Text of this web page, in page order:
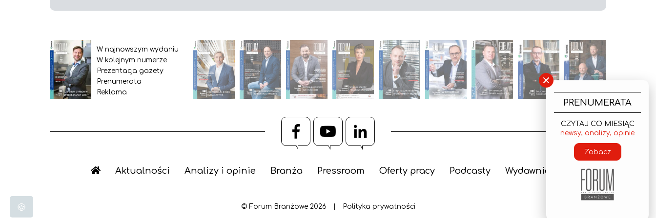
W najnowszym wydaniu
W kolejnym numerze
Prezentacja gazety
Prenumerata
Reklama
FacebookYouTube
LinkedIn
Aktualności Analizy i opinie Branża Pressroom Oferty pracy Podcasty Wydawnictwo
© Forum Branżowe 2026 | Polityka prywatności
×
PRENUMERATA
CZYTAJ CO MIESIĄC
newsy, analizy, opinie
Zobacz
🍪